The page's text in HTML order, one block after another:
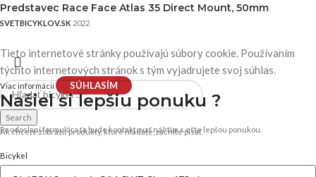
Predstavec Race Face Atlas 35 Direct Mount, 50mm
SVETBICYKLOV.SK 2022
Search
Ak chcete zobraziť produkty, ktoré hľadáte, začnite písať.
Tieto internetové stránky používajú súbory cookie. Používaním
týchto internetových stránok s tým vyjadrujete svoj súhlas.
Viac informácií SÚHLASÍM
Našiel silepšiu ponuku ?
Po odoslaní formulára ťa bude kontaktovať náš tím s ešte lepšou ponukou.
Bicykel